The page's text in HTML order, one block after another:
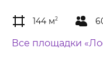
144 м2
Все площадки